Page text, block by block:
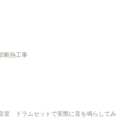
断熱工事
室 ドラムセットで実際に音を鳴らしてみ